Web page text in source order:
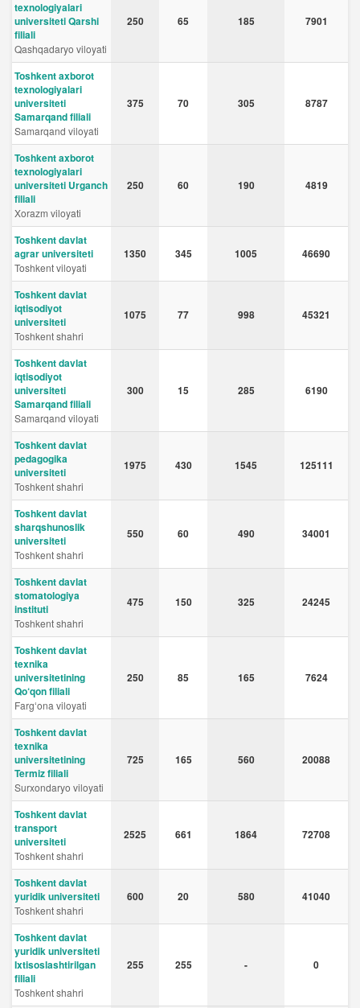
texnologiyalari
universiteti Qarshi
filiali
Qashqadaryo viloyati
250 65 185 7901
Toshkent axborot
texnologiyalari
universiteti
Samarqand filiali
Samarqand viloyati
375 70 305 8787
Toshkent axborot
texnologiyalari
universiteti Urganch
filiali
Xorazm viloyati
250 60 190 4819
Toshkent davlat
agrar universiteti
Toshkent viloyati
1350 345 1005 46690
Toshkent davlat
iqtisodiyot
universiteti
Toshkent shahri
1075 77 998 45321
Toshkent davlat
iqtisodiyot
universiteti
Samarqand filiali
Samarqand viloyati
300 15 285 6190
Toshkent davlat
pedagogika
universiteti
Toshkent shahri
1975 430 1545 125111
Toshkent davlat
sharqshunoslik
universiteti
Toshkent shahri
550 60 490 34001
Toshkent davlat
stomatologiya
instituti
Toshkent shahri
475 150 325 24245
Toshkent davlat
texnika
universitetining
Qo‘qon filiali
Fargʻona viloyati
250 85 165 7624
Toshkent davlat
texnika
universitetining
Termiz filiali
Surxondaryo viloyati
725 165 560 20088
Toshkent davlat
transport
universiteti
Toshkent shahri
2525 661 1864 72708
Toshkent davlat
yuridik universiteti
Toshkent shahri
600 20 580 41040
Toshkent davlat
yuridik universiteti
Ixtisoslashtirilgan
filiali
Toshkent shahri
255 255 - 0